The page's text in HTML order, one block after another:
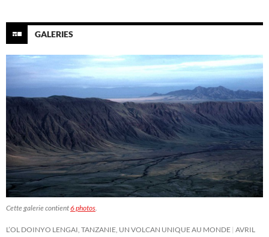
GALERIES
Cette galerie contient6 photos
L’OL DOINYO LENGAI, TANZANIE, UN VOLCAN UNIQUE AU MONDE AVRIL